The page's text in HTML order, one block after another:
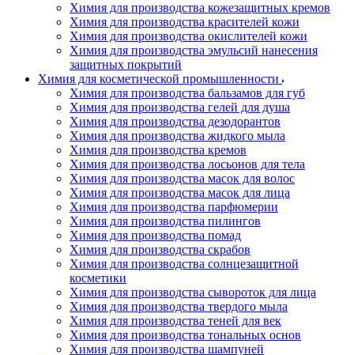
Химия для производства кожезащитных кремов
Химия для производства красителей кожи
Химия для производства окислителей кожи
Химия для производства эмульсий нанесения
защитных покрытий
Химия для косметической промышленности
Химия для производства бальзамов для губ
Химия для производства гелей для душа
Химия для производства дезодорантов
Химия для производства жидкого мыла
Химия для производства кремов
Химия для производства лосьонов для тела
Химия для производства масок для волос
Химия для производства масок для лица
Химия для производства парфюмерии
Химия для производства пилингов
Химия для производства помад
Химия для производства скрабов
Химия для производства солнцезащитной
косметики
Химия для производства сывороток для лица
Химия для производства твердого мыла
Химия для производства теней для век
Химия для производства тональных основ
Химия для производства шампуней